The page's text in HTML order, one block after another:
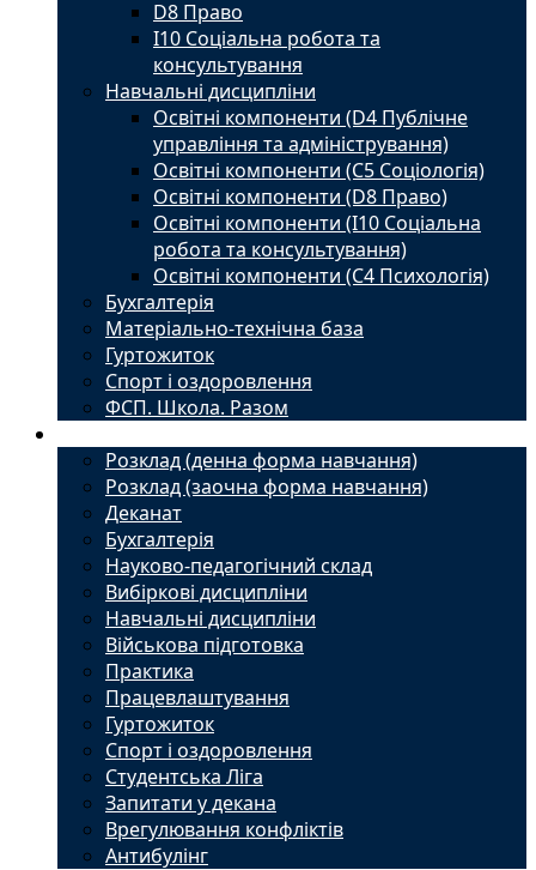
D8 Право
I10 Соціальна робота та
консультування
Навчальні дисципліни
Освітні компоненти (D4 Публічне
управління та адміністрування)
Освітні компоненти (С5 Соціологія)
Освітні компоненти (D8 Право)
Освітні компоненти (I10 Соціальна
робота та консультування)
Освітні компоненти (С4 Психологія)
Бухгалтерія
Матеріально-технічна база
Гуртожиток
Спорт і оздоровлення
ФСП. Школа. Разом
Розклад (денна форма навчання)
Розклад (заочна форма навчання)
Деканат
Бухгалтерія
Науково-педагогічний склад
Вибіркові дисципліни
Навчальні дисципліни
Військова підготовка
Практика
Працевлаштування
Гуртожиток
Спорт і оздоровлення
Студентська Ліга
Запитати у декана
Врегулювання конфліктів
Антибулінг